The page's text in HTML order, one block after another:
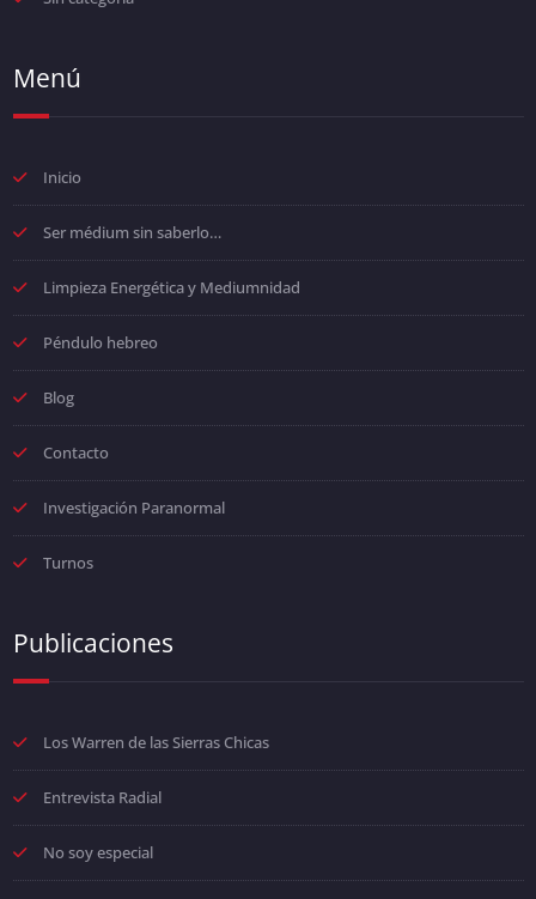
Menú
Inicio
Ser médium sin saberlo…
Limpieza Energética y Mediumnidad
Péndulo hebreo
Blog
Contacto
Investigación Paranormal
Turnos
Publicaciones
Los Warren de las Sierras Chicas
Entrevista Radial
No soy especial